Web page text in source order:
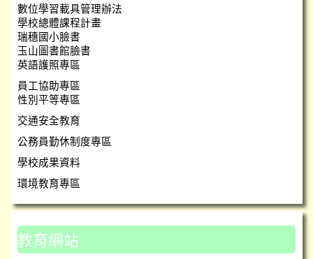
數位學習載具管理辦法
學校總體課程計畫
瑞穗國小臉書
玉山圖書館臉書
英語護照專區
員工協助專區
性別平等專區
交通安全教育
公務員勤休制度專區
學校成果資料
環境教育專區
教育網站